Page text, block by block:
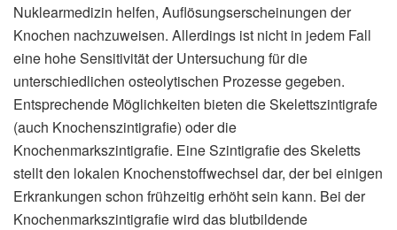
Nuklearmedizin helfen, Auflösungserscheinungen der
Knochen nachzuweisen. Allerdings ist nicht in jedem Fall
eine hohe Sensitivität der Untersuchung für die
unterschiedlichen osteolytischen Prozesse gegeben.
Entsprechende Möglichkeiten bieten die Skelettszintigrafe
(auch Knochenszintigrafie) oder die
Knochenmarkszintigrafie. Eine Szintigrafie des Skeletts
stellt den lokalen Knochenstoffwechsel dar, der bei einigen
Erkrankungen schon frühzeitig erhöht sein kann. Bei der
Knochenmarkszintigrafie wird das blutbildende